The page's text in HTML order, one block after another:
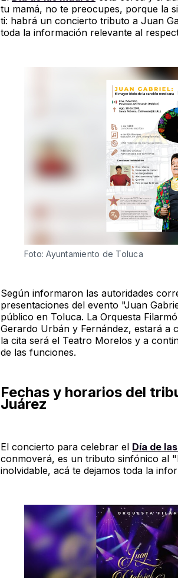
tu mamá, no te preocupes, porque la
ti: habrá un concierto tributo a Juan
toda la información relevante al
Foto: Ayuntamiento de Toluca
Según informaron las autoridades
presentaciones del evento "Juan
público en Toluca. La Orquesta
Gerardo Urbán y Fernández, estará a
la cita será el Teatro Morelos y a
de las funciones.
Fechas y horarios del
Juárez
El concierto para celebrar el Día de
conmoverá, es un tributo sinfónico al
inolvidable, acá te dejamos toda la